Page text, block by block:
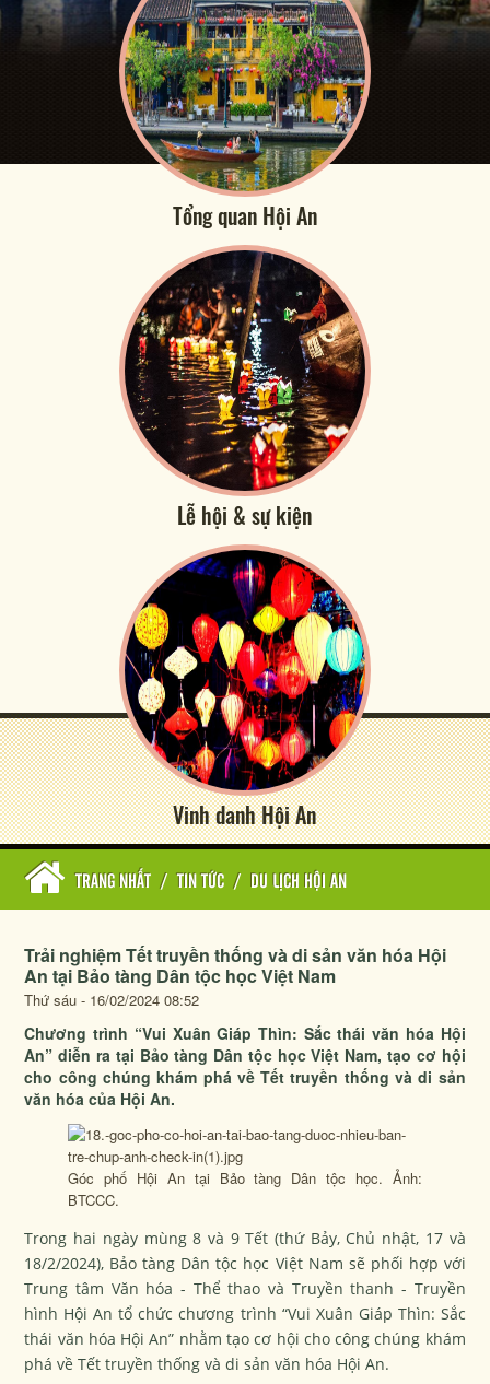
Tổng quan Hội An
Lễ hội & sự kiện
Vinh danh Hội An
TRANG NHẤT / TIN TỨC / DU LỊCH HỘI AN
Trải nghiệm Tết truyền thống và di sản văn hóa Hội
An tại Bảo tàng Dân tộc học Việt Nam
Thứ sáu - 16/02/2024 08:52
Chương trình “Vui Xuân Giáp Thìn: Sắc thái văn hóa Hội
An” diễn ra tại Bảo tàng Dân tộc học Việt Nam, tạo cơ hội
cho công chúng khám phá về Tết truyền thống và di sản
văn hóa của Hội An.
Góc phố Hội An tại Bảo tàng Dân tộc học. Ảnh:
BTCCC.
Trong hai ngày mùng 8 và 9 Tết (thứ Bảy, Chủ nhật, 17 và
18/2/2024), Bảo tàng Dân tộc học Việt Nam sẽ phối hợp với
Trung tâm Văn hóa - Thể thao và Truyền thanh - Truyền
hình Hội An tổ chức chương trình “Vui Xuân Giáp Thìn: Sắc
thái văn hóa Hội An” nhằm tạo cơ hội cho công chúng khám
phá về Tết truyền thống và di sản văn hóa Hội An.